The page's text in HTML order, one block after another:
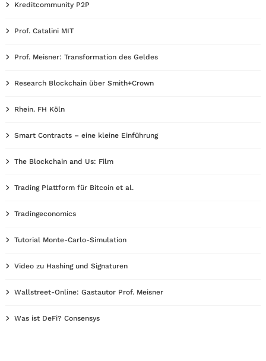
Kreditcommunity P2P
Prof. Catalini MIT
Prof. Meisner: Transformation des Geldes
Research Blockchain über Smith+Crown
Rhein. FH Köln
Smart Contracts – eine kleine Einführung
The Blockchain and Us: Film
Trading Plattform für Bitcoin et al.
Tradingeconomics
Tutorial Monte-Carlo-Simulation
Video zu Hashing und Signaturen
Wallstreet-Online: Gastautor Prof. Meisner
Was ist DeFi? Consensys